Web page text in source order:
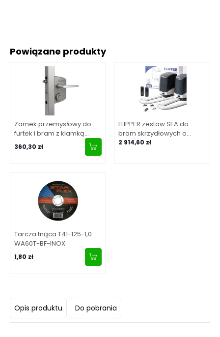
Powiązane produkty
Zamek przemysłowy do
furtek i bram z klamką
aluminiową, dla profilu 40-
60 mm - srebrny
360,30 zł
FLIPPER zestaw SEA do
bram skrzydłowych o
maksymalnej długości
2 914,60 zł
Tarcza tnąca T41-125-1,0
WA60T-BF-INOX
1,80 zł
Opis produktu Do pobrania